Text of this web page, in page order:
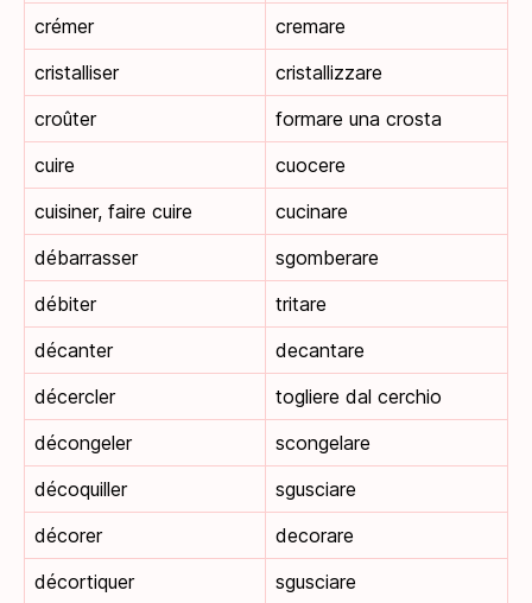
crémer
cremare
cristalliser
cristallizzare
croûter
formare una crosta
cuire
cuocere
cuisiner, faire cuire
cucinare
débarrasser
sgomberare
débiter
tritare
décanter
decantare
décercler
togliere dal cerchio
décongeler
scongelare
décoquiller
sgusciare
décorer
decorare
décortiquer
sgusciare